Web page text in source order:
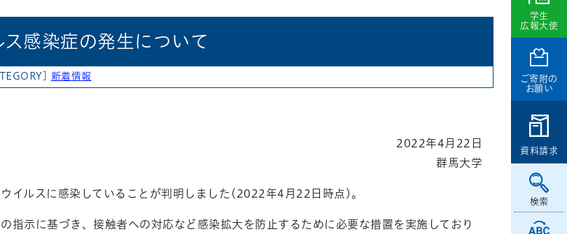
学生
広報大使
ご寄附の
お願い
資料請求
検索
感染症の発生について
新着情報
2022年4月22日
群馬大学
イルスに感染していることが判明しました(2022年4月22日時点)。
指示に基づき、接触者への対応など感染拡大を防止するために必要な措置を実施しており